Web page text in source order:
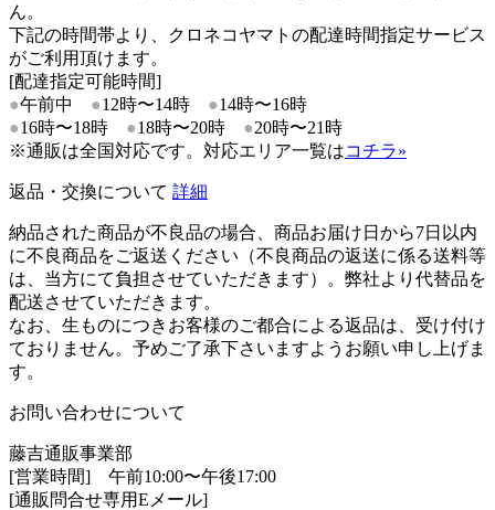
ん。
下記の時間帯より、クロネコヤマトの配達時間指定サービス
がご利用頂けます。
[配達指定可能時間]
●午前中 ●12時〜14時 ●14時〜16時
●16時〜18時 ●18時〜20時 ●20時〜21時
※通販は全国対応です。対応エリア一覧はコチラ»
返品・交換について 詳細
納品された商品が不良品の場合、商品お届け日から7日以内
に不良商品をご返送ください（不良商品の返送に係る送料等
は、当方にて負担させていただきます）。弊社より代替品を
配送させていただきます。
なお、生ものにつきお客様のご都合による返品は、受け付け
ておりません。予めご了承下さいますようお願い申し上げま
す。
お問い合わせについて
藤吉通販事業部
[営業時間] 午前10:00〜午後17:00
[通販問合せ専用Eメール]